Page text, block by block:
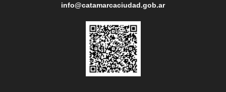
info@catamarcaciudad.gob.ar